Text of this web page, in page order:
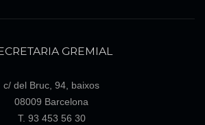
GREMIAL
c/ del Bruc, 94, baixos
08009 Barcelona
T. 93 453 56 30